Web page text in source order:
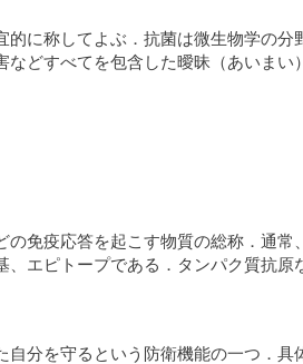
的に称してよぶ．抗菌は微生物学の分
などすべてを包含した曖昧（あいまい
免疫応答を起こす物質の総称．通常
、エピトープである．タンパク質抗原
分を守るという防衛機能の一つ．